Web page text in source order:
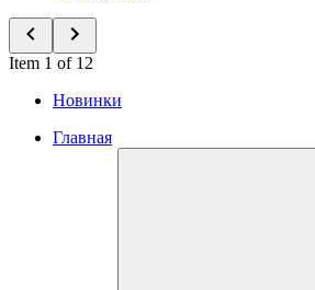
Item 1 of 12
Новинки
Главная